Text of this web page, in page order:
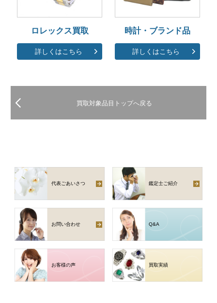
ロレックス買取
詳しくはこちら
時計・ブランド品
詳しくはこちら
買取対象品目トップへ戻る
代表ごあいさつ 鑑定士ご紹介
お問い合わせ Q&A
お客様の声 買取実績